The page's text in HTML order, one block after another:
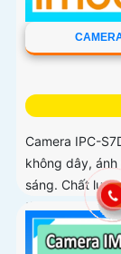
Camera IPC-
không dây,
sáng. Chất
thông và chi